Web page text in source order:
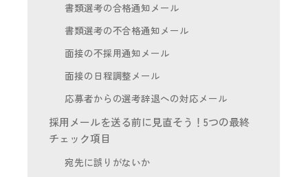
書類選考の合格通知メール
書類選考の不合格通知メール
面接の不採用通知メール
面接の日程調整メール
応募者からの選考辞退への対応メール
採用メールを送る前に見直そう！5つの最終
チェック項目
宛先に誤りがないか